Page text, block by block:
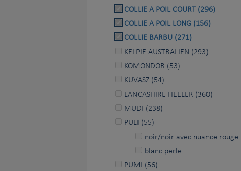
COLLIE A POIL COURT (296)
COLLIE A POIL LONG (156)
COLLIE BARBU (271)
KELPIE AUSTRALIEN (293)
KOMONDOR (53)
KUVASZ (54)
LANCASHIRE HEELER (360)
MUDI (238)
PULI (55)
noir/noir avec nuance
blanc perle
PUMI (56)